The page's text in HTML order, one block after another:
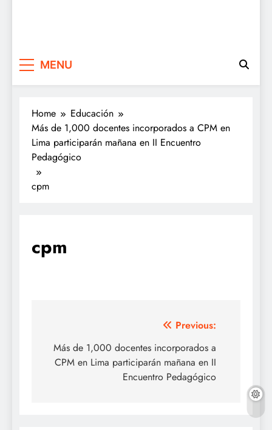
MENU
Home
Educación
Más de 1,000 docentes incorporados a CPM en
Lima participarán mañana en II Encuentro
Pedagógico
cpm
cpm
de
entradas
Previous:
Más de 1,000 docentes incorporados a
CPM en Lima participarán mañana en II
Encuentro Pedagógico